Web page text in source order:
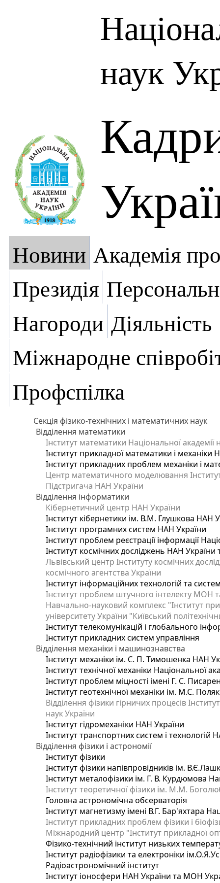
наук
Новини Академія
Президія
Нагороди Діяльність
Міжнародне
Профспілка
Секція фізико-технічних і математичних наук
Відділення математики
Інститут математики Національної академії
Інститут прикладної математики і механіки
Інститут прикладних проблем механіки і
Центр математичного моделювання
Підстригача НАН України
Відділення інформатики
Кібернетичний центр НАН України
Інститут кібернетики ім. В.М. Глушкова НАН
Інститут програмних систем НАН України
Інститут проблем реєстрації інформації
Інститут космічних досліджень НАН України
Львівський центр Інституту космічних
космічного агентства України
Інститут інформаційних технологій та
Інститут проблем штучного інтелекту МОН
Навчально-науковий комплекс "Інститут
університету України "Київський
Інститут телекомунікацій і глобального
Інститут прикладних систем управління
Відділення механіки і машинознавства
Інститут механіки ім. С. П. Тимошенка НАН
Інститут технічної механіки Національної
Інститут проблем міцності імені Г. С.
Інститут геотехнічної механіки ім. М.С.
Відділення фізики гірничих процесів
наук України
Інститут гідромеханіки НАН України
Інститут транспортних систем і технологій
Відділення фізики і астрономії
Інститут фізики
Інститут фізики напівпровідників ім.
Інститут металофізики ім. Г. В. Курдюмова
Інститут теоретичної фізики ім. М.М.
Головна астрономічна обсерваторія
Інститут магнетизму імені В.Г. Бар'яхтара
Інститут прикладних проблем фізики і
Міжнародний центр "Інститут прикладної
Фізико-технічний інститут низьких
Інститут радіофізики та електроніки
Радіоастрономічний інститут
Інститут іоносфери НАН України та МОН